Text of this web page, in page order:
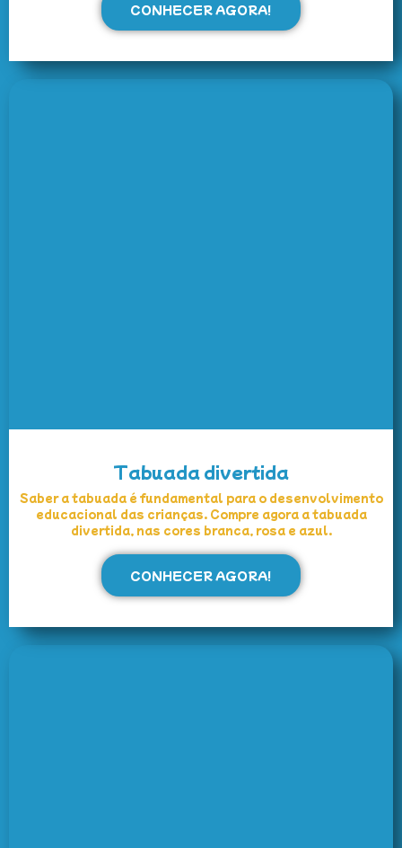
CONHECER AGORA!
Tabuada divertida
Saber a tabuada é fundamental para o desenvolvimento
educacional das crianças. Compre agora a tabuada
divertida, nas cores branca, rosa e azul.
CONHECER AGORA!